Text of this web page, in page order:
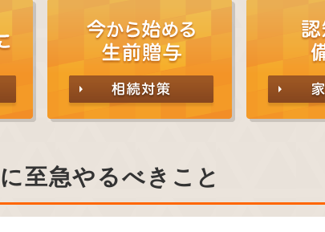
至急やるべきこと